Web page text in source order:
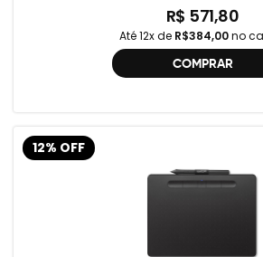
R$ 571,80
Até 12x de R$384,00no
COMPRAR
12% OFF